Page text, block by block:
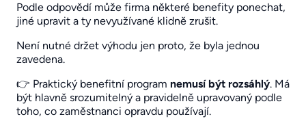
Podle odpovědí může firma některé benefity ponechat,
jiné upravit a ty nevyužívané klidně zrušit.
Není nutné držet výhodu jen proto, že byla jednou
zavedena.
👉 Praktický benefitní program nemusí být rozsáhlý. Má
být hlavně srozumitelný a pravidelně upravovaný podle
toho, co zaměstnanci opravdu používají.